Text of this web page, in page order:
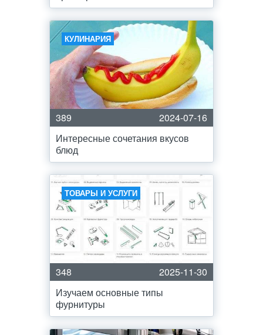
КУЛИНАРИЯ
389
2024-07-16
Интересные сочетания вкусов
блюд
ТОВАРЫ И УСЛУГИ
348
2025-11-30
Изучаем основные типы
фурнитуры